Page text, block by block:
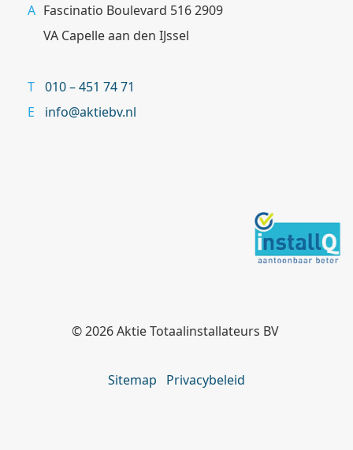
Fascinatio Boulevard 516 2909
VA Capelle aan den IJssel
010 – 451 74 71
info@aktiebv.nl
© 2026Aktie Totaalinstallateurs BV
Sitemap Privacybeleid